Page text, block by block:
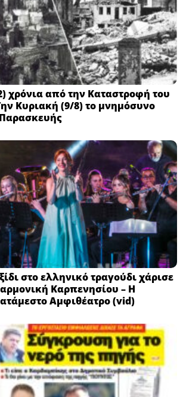
χρόνια από την Καταστροφή του
Κυριακή (9/8) το μνημόσυνο
στο ελληνικό τραγούδι χάρισε
Καρπενησίου – Η
Αμφιθέατρο (vid)